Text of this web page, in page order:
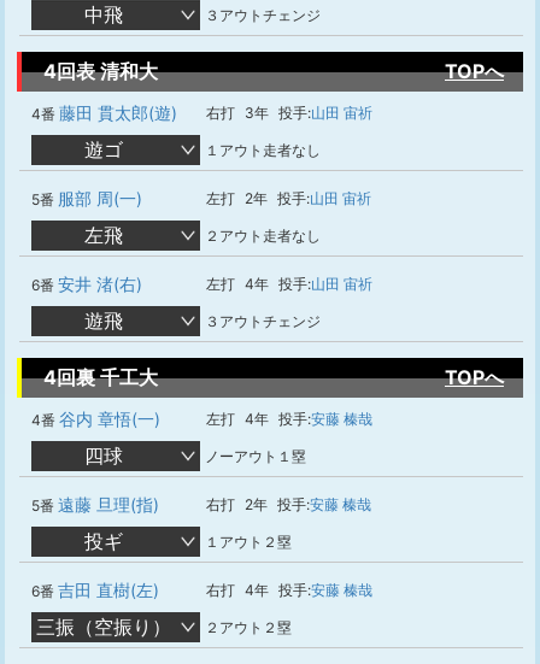
中飛 ３アウトチェンジ
4回表 清和大 TOPへ
4番 藤田 貫太郎(遊) 右打 3年 投手:山田 宙祈
遊ゴ １アウト走者なし
5番 服部 周(一) 左打 2年 投手:山田 宙祈
左飛 ２アウト走者なし
6番 安井 渚(右) 左打 4年 投手:山田 宙祈
遊飛 ３アウトチェンジ
4回裏 千工大 TOPへ
4番 谷内 章悟(一) 左打 4年 投手:安藤 榛哉
四球 ノーアウト１塁
5番 遠藤 旦理(指) 右打 2年 投手:安藤 榛哉
投ギ １アウト２塁
6番 吉田 直樹(左) 右打 4年 投手:安藤 榛哉
三振（空振り） ２アウト２塁